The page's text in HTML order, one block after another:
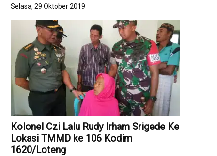
Selasa, 29 Oktober 2019
Kolonel Czi Lalu Rudy Irham Srigede Ke
Lokasi TMMD ke 106 Kodim
1620/Loteng